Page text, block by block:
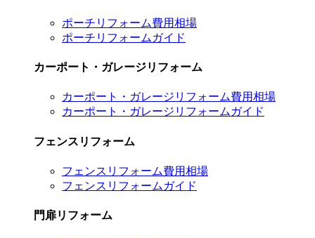
ポーチリフォーム費用相場
ポーチリフォームガイド
カーポート・ガレージリフォーム
カーポート・ガレージリフォーム費用相場
カーポート・ガレージリフォームガイド
フェンスリフォーム
フェンスリフォーム費用相場
フェンスリフォームガイド
門扉リフォーム